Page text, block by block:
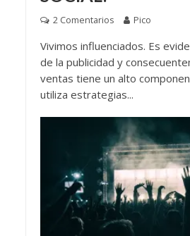
2 Comentarios Pico
Vivimos influenciados. Es
de la publicidad y
ventas tiene un alto
utiliza estrategias...